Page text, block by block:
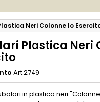
Neri Colonnello
Plastica Neri
Art.2749
in plastica neri "